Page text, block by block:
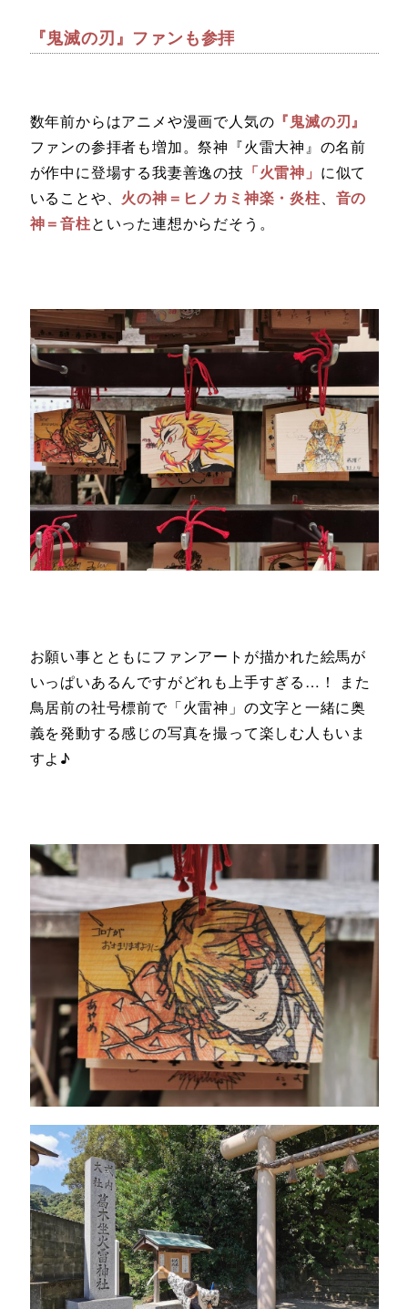
『鬼滅の刃』ファンも参拝
数年前からはアニメや漫画で人気の 『鬼滅の刃』
ファンの参拝者も増加。祭神『火雷大神』の名前
が作中に登場する我妻善逸の技 「火雷神」 に似て
いることや、 火の神＝ヒノカミ神楽・炎柱、 音の
神＝音柱といった連想からだそう。
お願い事とともにファンアートが描かれた絵馬が
いっぱいあるんですがどれも上手すぎる…！ また
鳥居前の社号標前で「火雷神」の文字と一緒に奥
義を発動する感じの写真を撮って楽しむ人もいま
すよ♪